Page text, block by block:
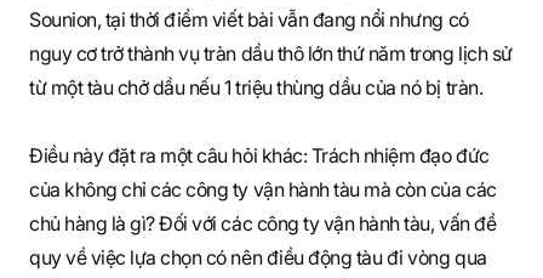
Sounion, tại thời điểm viết bài vẫn đang nổi nhưng có
nguy cơ trở thành vụ tràn dầu thô lớn thứ năm trong lịch sử
từ một tàu chở dầu nếu 1 triệu thùng dầu của nó bị tràn.
Điều này đặt ra một câu hỏi khác: Trách nhiệm đạo đức
của không chỉ các công ty vận hành tàu mà còn của các
chủ hàng là gì? Đối với các công ty vận hành tàu, vấn đề
quy về việc lựa chọn có nên điều động tàu đi vòng qua